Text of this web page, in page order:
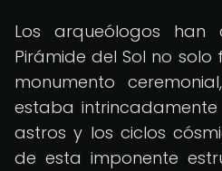
Los arqueólogos han
Pirámide del Sol no
monumento
estaba
astros y los ciclos
de esta imponente